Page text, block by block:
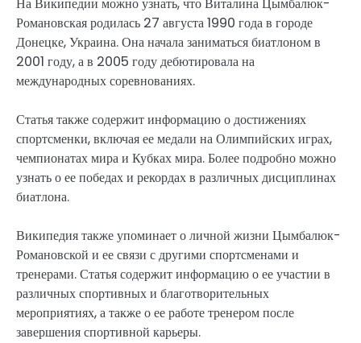
Романовская родилась 27 августа 1990 года в городе
Донецке, Украина. Она начала заниматься биатлоном в
2001 году, а в 2005 году дебютировала на
международных соревнованиях.
Статья также содержит информацию о достижениях
спортсменки, включая ее медали на Олимпийских играх,
чемпионатах мира и Кубках мира. Более подробно можно
узнать о ее победах и рекордах в различных дисциплинах
биатлона.
Википедия также упоминает о личной жизни Цымбалюк-
Романовской и ее связи с другими спортсменами и
тренерами. Статья содержит информацию о ее участии в
различных спортивных и благотворительных
мероприятиях, а также о ее работе тренером после
завершения спортивной карьеры.